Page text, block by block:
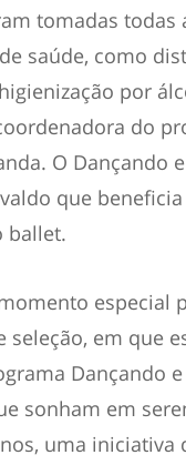
tomadas todas
saúde, como
por
do
O Dançando
que
ballet.
especial
seleção, em que
Dançando
sonham em
uma iniciativa